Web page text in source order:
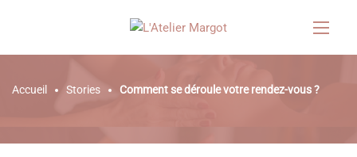
Accueil Stories Comment se déroule votre rendez-vous ?